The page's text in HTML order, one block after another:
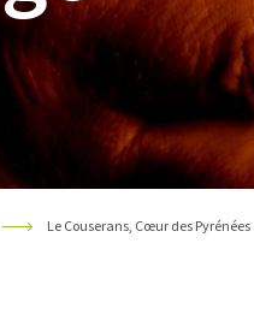
Le Couserans, Cœur des Pyrénées